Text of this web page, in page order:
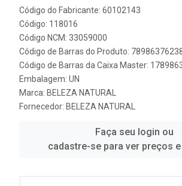
Código do Fabricante: 60102143
Código: 118016
Código NCM: 33059000
Código de Barras do Produto:
Código de Barras da Caixa Master:
Embalagem: UN
Marca: BELEZA NATURAL
Fornecedor: BELEZA NATURAL
Faça seu login ou
cadastre-se para ver preços